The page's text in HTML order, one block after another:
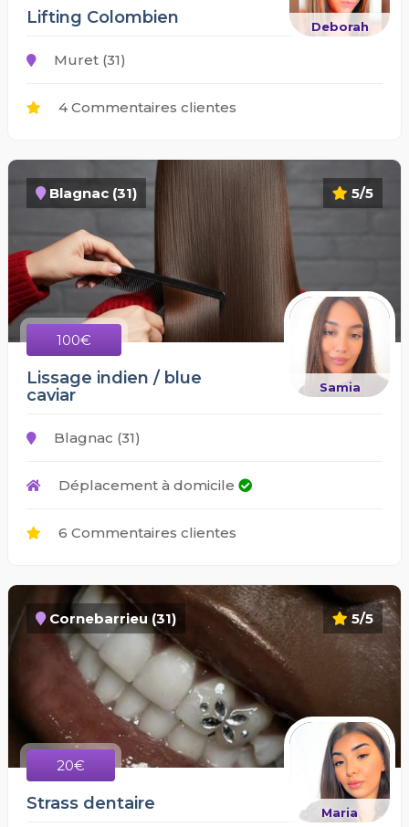
Deborah
Lifting Colombien
Muret (31)
4 Commentaires clientes
5/5
Blagnac (31)
100€
Samia
Lissage indien / blue
caviar
Blagnac (31)
Déplacement à domicile
6 Commentaires clientes
5/5
Cornebarrieu (31)
20€
Maria
Strass dentaire